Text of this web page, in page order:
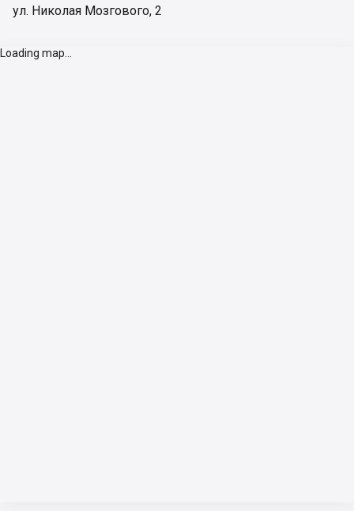
ул. Николая Мозгового, 2
Loading map...